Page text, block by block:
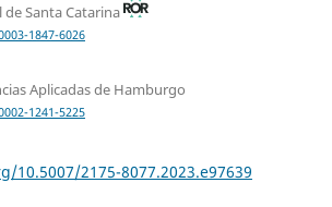
Santa Catarina
1847-6026
Aplicadas de Hamburgo
1241-5225
10.5007/2175-8077.2023.e97639